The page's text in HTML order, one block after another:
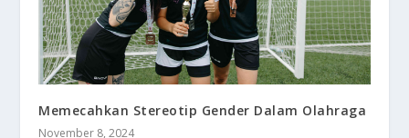
Memecahkan Stereotip Gender Dalam Olahraga
November 8, 2024